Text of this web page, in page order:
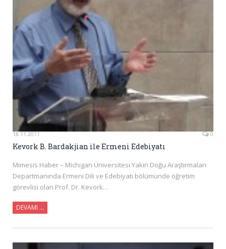
18.11.2011 0
Kevork B. Bardakjian ile Ermeni Edebiyatı
Mimesis Haber – Michigan Üniversitesi Yakın Doğu Araştırmaları
Departmanında Ermeni Dili ve Edebiyatı bölümünde öğretim
görevlisi olan Prof. Dr. Kevork…
DEVAMI …